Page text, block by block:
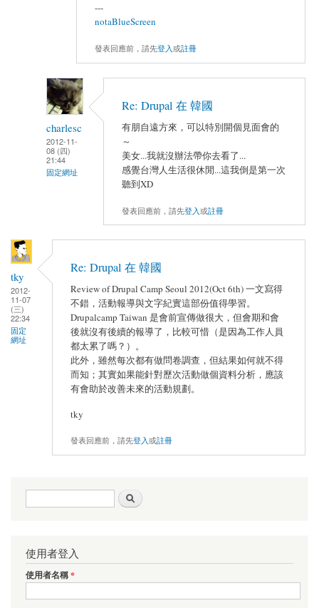
---
notaBlueScreen
發表回應前，請先登入或註冊
charlesc
2012-11-
08 (四)
21:44
固定網址
Re: Drupal 在 韓國
有朋自遠方來，可以特別開個見面會的
～
美女...我就沒辦法帶你去看了...
感覺台灣人生活很休閒...這我倒是第一次
聽到XD
發表回應前，請先登入或註冊
tky
2012-
11-07
(三)
22:34
固定
網址
Re: Drupal 在 韓國
Review of Drupal Camp Seoul 2012(Oct 6th) 一文寫得
不錯，活動報導與文字紀實這部份值得學習。
Drupalcamp Taiwan 是會前宣傳做很大，但會期和會
後就沒有後續的報導了，比較可惜（是因為工作人員
都太累了嗎？）。
此外，雖然每次都有做問卷調查，但結果如何就不得
而知；其實如果能針對歷次活動做個資料分析，應該
有會助於改善未來的活動規劃。
tky
發表回應前，請先登入或註冊
搜尋表單
使用者登入
使用者名稱*